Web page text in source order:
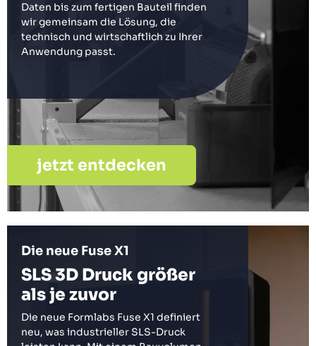
Daten bis zum fertigen Bauteil finden
wir gemeinsam die Lösung, die
technisch und wirtschaftlich zu Ihrer
Anwendung passt.
jetzt entdecken
Die neue Fuse X1
SLS 3D Druck größer
als je zuvor
Die neue Formlabs Fuse X1 definiert
neu, was industrieller SLS-Druck